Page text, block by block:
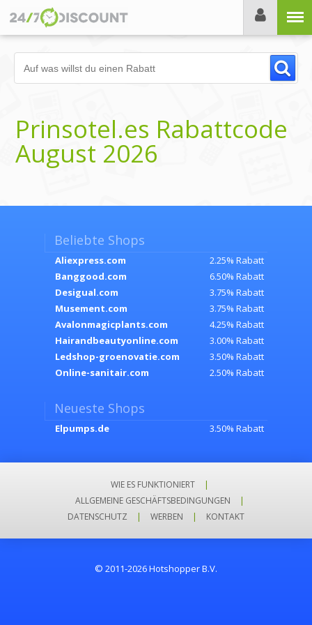
Prinsotel.es Rabattcode
August 2026
Beliebte Shops
Aliexpress.com
2.25% Rabatt
Banggood.com
6.50% Rabatt
Desigual.com
3.75% Rabatt
Musement.com
3.75% Rabatt
Avalonmagicplants.com
4.25% Rabatt
Hairandbeautyonline.com
3.00% Rabatt
Ledshop-groenovatie.com
3.50% Rabatt
Online-sanitair.com
2.50% Rabatt
Neueste Shops
Elpumps.de 3.50% Rabatt
WIE ES FUNKTIONIERT
|
ALLGEMEINE GESCHÄFTSBEDINGUNGEN
|
DATENSCHUTZ
| WERBEN | KONTAKT
© 2011-2026 Hotshopper B.V.